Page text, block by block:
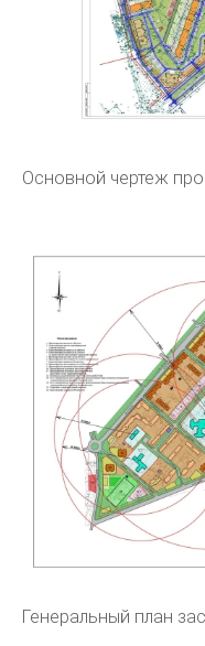
Основной чертеж
Генеральный план